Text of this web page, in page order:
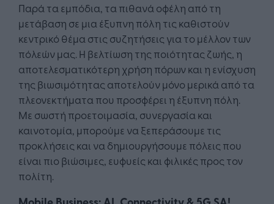
Παρά τα εμπόδια, τα πιθανά οφέλη από τη
μετάβαση σε μια έξυπνη πόλη τις καθιστούν
κεντρικό θέμα στις συζητήσεις για το μέλλον των
πόλεών μας. Η βελτίωση της ποιότητας ζωής, η
αποτελεσματικότερη χρήση πόρων και η ενίσχυση
της βιωσιμότητας αποτελούν μόνο μερικά από τα
πλεονεκτήματα που προσφέρει η έξυπνη πόλη.
Με σωστή προετοιμασία, συνεργασία και
καινοτομία, μπορούμε να ξεπεράσουμε τις
προκλήσεις και να δημιουργήσουμε πόλεις που
είναι πιο βιώσιμες, ευφυείς και φιλικές προς τον
πολίτη.